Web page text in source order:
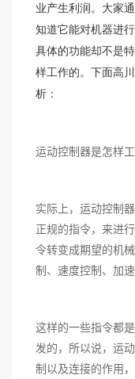
业产生利润。大家
知道它能对机器进
具体的功能却不是
样工作的。下面高
析：
运动控制器是怎样工
实际上，运动控制
正规的指令，来进
令转变成期望的机
制、速度控制、加
这样的一些指令都
发的，所以说，运
制以及连接的作用